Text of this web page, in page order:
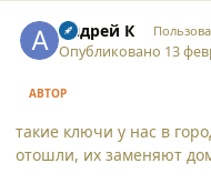
Андрей К
Опубликовано 13
АВТОР
такие ключи у нас в
отошли, их заменяют